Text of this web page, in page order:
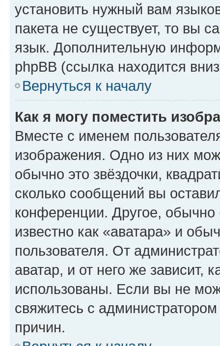
установить нужный вам
пакета не существует, то вы
язык. Дополнительную
phpBB (ссылка находится
Вернуться к началу
Как я могу поместить
Вместе с именем
изображения. Одно из них
обычно это звёздочки,
сколько сообщений вы
конференции. Другое,
известно как «аватара» и
пользователя. От
аватар, и от него же зависит,
использованы. Если вы не
свяжитесь с
причин.